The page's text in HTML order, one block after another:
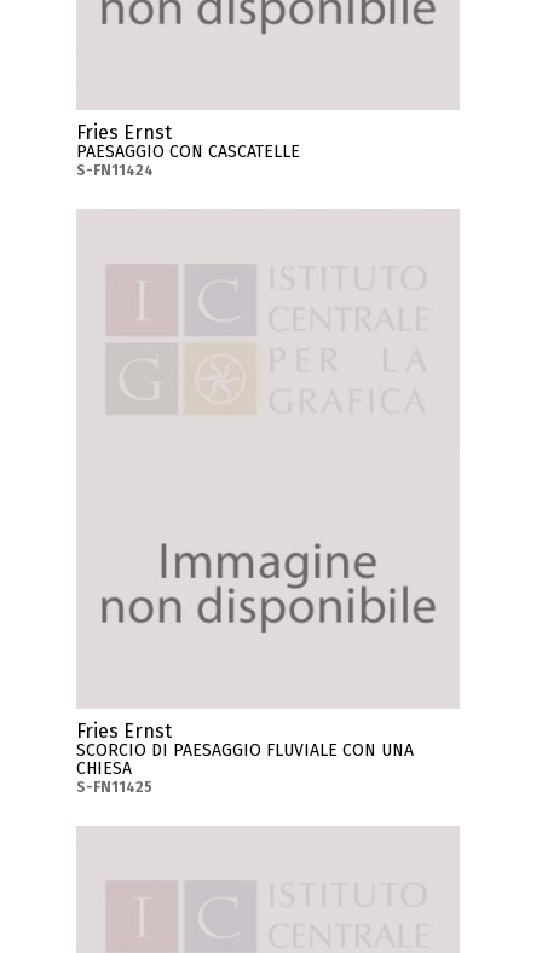
Fries Ernst
PAESAGGIO CON CASCATELLE
S-FN11424
Fries Ernst
SCORCIO DI PAESAGGIO FLUVIALE CON UNA
CHIESA
S-FN11425